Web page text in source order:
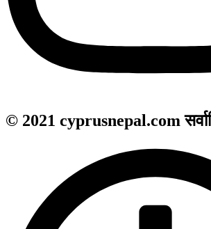
© 2021 cyprusnepal.com